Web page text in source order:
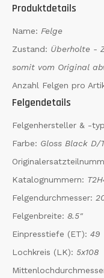
Produktdetails
Name: Felge
Zustand: Überholte -
somit vom Original
Anzahl Felgen pro
Felgendetails
Felgenhersteller & -
Farbe: Gloss Black D/
Katalognummern:
Felgendurchmesser:
Felgenbreite: 8.5"
Einpresstiefe (ET): 49
Lochkreis (LK): 5x108